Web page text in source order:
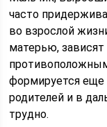
часто
во взрослой
матерью,
формируется еще
родителей и в
трудно.